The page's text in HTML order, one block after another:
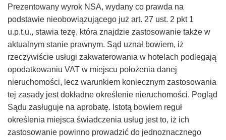
Prezentowany wyrok NSA, wydany co prawda na
podstawie nieobowiązującego już art. 27 ust. 2 pkt 1
u.p.t.u., stawia tezę, która znajdzie zastosowanie także w
aktualnym stanie prawnym. Sąd uznał bowiem, iż
rzeczywiście usługi zakwaterowania w hotelach podlegają
opodatkowaniu VAT w miejscu położenia danej
nieruchomości, lecz warunkiem koniecznym zastosowania
tej zasady jest dokładne określenie nieruchomości. Pogląd
Sądu zasługuje na aprobatę. Istotą bowiem reguł
określenia miejsca świadczenia usług jest to, iż ich
zastosowanie powinno prowadzić do jednoznacznego